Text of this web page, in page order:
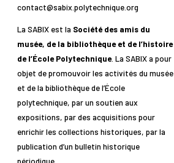
contact@sabix.polytechnique.org
La SABIX est la Société des amis du
musée, de la bibliothèque et de l’histoire
de l’École Polytechnique. La SABIX a pour
objet de promouvoir les activités du musée
et de la bibliothèque de l’École
polytechnique, par un soutien aux
expositions, par des acquisitions pour
enrichir les collections historiques, par la
publication d’un bulletin historique